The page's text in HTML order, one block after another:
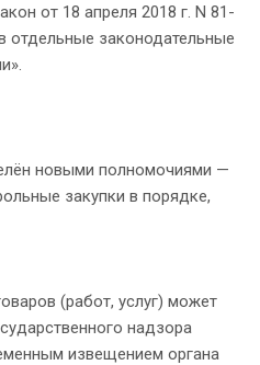
от 18 апреля 2018 г. N 81-
отдельные законодательные
новыми полномочиями —
закупки в порядке,
(работ, услуг) может
надзора
извещением органа